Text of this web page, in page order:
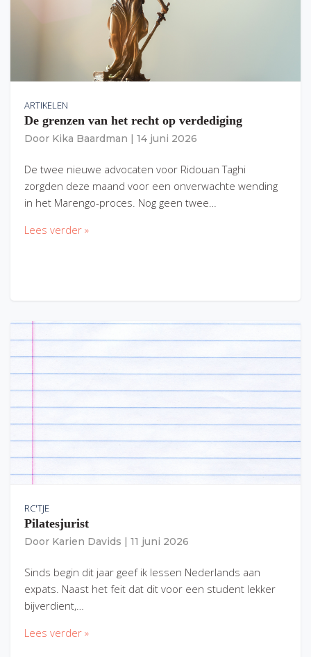
ARTIKELEN
De grenzen van het recht op verdediging
Door Kika Baardman 14 juni 2026
De twee nieuwe advocaten voor Ridouan Taghi
zorgden deze maand voor een onverwachte wending
in het Marengo-proces. Nog geen twee…
Lees verder »
RC'TJE
Pilatesjurist
Door Karien Davids 11 juni 2026
Sinds begin dit jaar geef ik lessen Nederlands aan
expats. Naast het feit dat dit voor een student lekker
bijverdient,…
Lees verder »